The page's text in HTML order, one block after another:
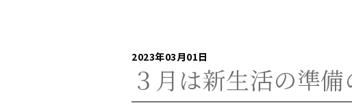
2023年03月01日
３月は新生活の準備